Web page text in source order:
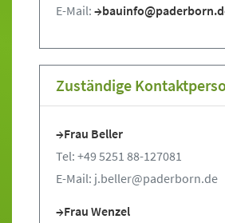
E-Mail:
Zuständige
Frau Beller
Tel: +49 5251 88-127081
E-Mail: j.beller@paderborn.de
Frau Wenzel